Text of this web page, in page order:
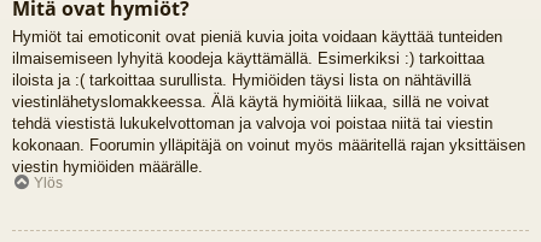
Mitä ovat hymiöt?
Hymiöt tai emoticonit ovat pieniä kuvia joita voidaan käyttää tunteiden
ilmaisemiseen lyhyitä koodeja käyttämällä. Esimerkiksi :) tarkoittaa
iloista ja :( tarkoittaa surullista. Hymiöiden täysi lista on nähtävillä
viestinlähetyslomakkeessa. Älä käytä hymiöitä liikaa, sillä ne voivat
tehdä viestistä lukukelvottoman ja valvoja voi poistaa niitä tai viestin
kokonaan. Foorumin ylläpitäjä on voinut myös määritellä rajan yksittäisen
viestin hymiöiden määrälle.
Ylös